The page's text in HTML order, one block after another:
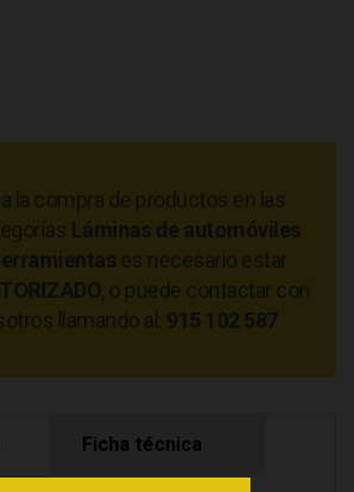
la compra de productos en las
Láminas de automóviles
es necesario estar
, o puede contactar con
llamando al: 915 102 587
Ficha técnica